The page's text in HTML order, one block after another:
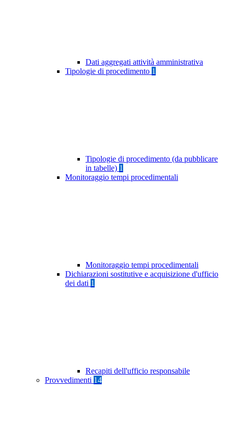
Dati aggregati attività amministrativa
Tipologie di procedimento 1
Tipologie di procedimento (da pubblicare
in tabelle) 1
Monitoraggio tempi procedimentali
Monitoraggio tempi procedimentali
Dichiarazioni sostitutive e acquisizione d'ufficio
dei dati 1
Recapiti dell'ufficio responsabile
Provvedimenti 14